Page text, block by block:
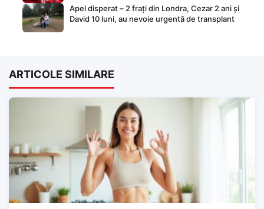
Apel disperat – 2 frați din Londra, Cezar 2 ani și
David 10 luni, au nevoie urgentă de transplant
ARTICOLE SIMILARE